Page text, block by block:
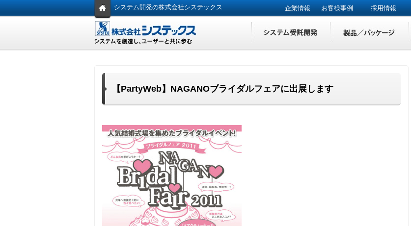
システム開発の株式会社システックス 企業情報 お客様事例 採用情報
【PartyWeb】NAGANOブライダルフェアに出展します